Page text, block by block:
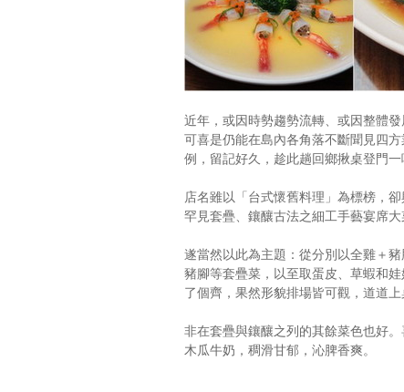
近年，或因時勢趨勢流轉、或因整體
可喜是仍能在島內各角落不斷聞見四
例，留記好久，趁此趟回鄉揪桌登門一
店名雖以「台式懷舊料理」為標榜，
罕見套疊、鑲釀古法之細工手藝宴席大
遂當然以此為主題：從分別以全雞＋
豬腳等套疊菜，以至取蛋皮、草蝦和
了個齊，果然形貌排場皆可觀，道道
非在套疊與鑲釀之列的其餘菜色也好
木瓜牛奶，稠滑甘郁，沁脾香爽。